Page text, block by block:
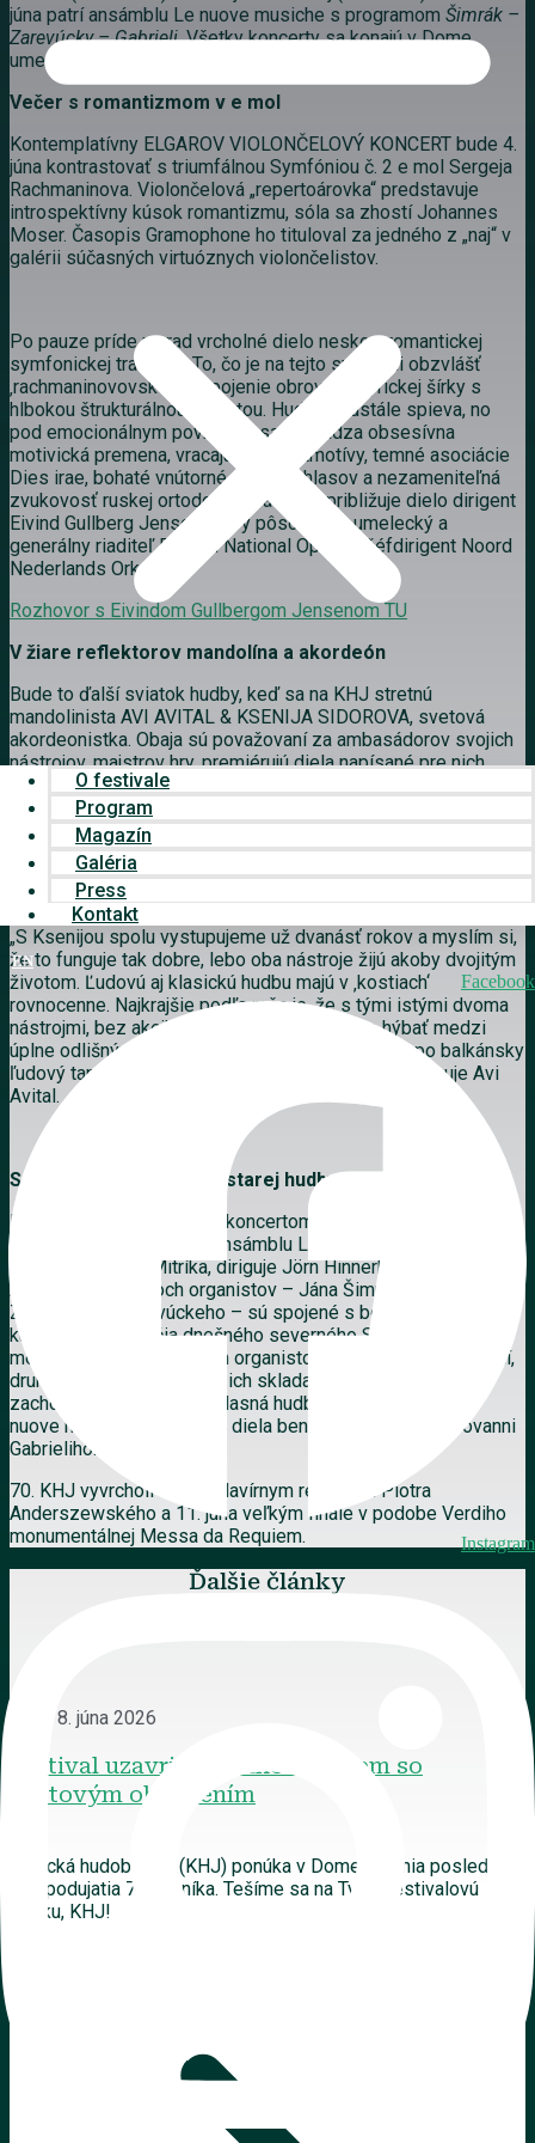
O festivale
Program
Magazín
Galéria
Press
Kontakt
EN
Facebook
Instagram
júna patrí ansámblu Le nuove musiche s programom Šimrák –
Zarevúcky – Gabrieli. Všetky koncerty sa konajú v Dome
umenia o 19:00.
Večer s romantizmom v e mol
Kontemplatívny ELGAROV VIOLONČELOVÝ KONCERT bude 4.
júna kontrastovať s triumfálnou Symfóniou č. 2 e mol Sergeja
Rachmaninova. Violončelová „repertoárovka“ predstavuje
introspektívny kúsok romantizmu, sóla sa zhostí Johannes
Moser. Časopis Gramophone ho tituloval za jedného z „naj“ v
galérii súčasných virtuóznych violončelistov.
Po pauze príde na rad vrcholné dielo neskororomantickej
symfonickej tradície. „To, čo je na tejto symfónii obzvlášť
‚rachmaninovovské‘, je spojenie obrovskej lyrickej šírky s
hlbokou štrukturálnou jednotou. Hudba neustále spieva, no
pod emocionálnym povrchom sa nachádza obsesívna
motivická premena, vracajúce sa leitmotívy, temné asociácie
Dies irae, bohaté vnútorné vedenie hlasov a nezameniteľná
zvukovosť ruskej ortodoxnej tradície,“ približuje dielo dirigent
Eivind Gullberg Jensen, ktorý pôsobí ako umelecký a
generálny riaditeľ Bergen National Opera a šéfdirigent Noord
Nederlands Orkest.
Rozhovor s Eivindom Gullbergom Jensenom TU
V žiare reflektorov mandolína a akordeón
Bude to ďalší sviatok hudby, keď sa na KHJ stretnú
mandolinista AVI AVITAL & KSENIJA SIDOROVA, svetová
akordeonistka. Obaja sú považovaní za ambasádorov svojich
nástrojov, majstrov hry, premiérujú diela napísané pre nich
a vystupujú s prestížnymi telesami. A hoci sa napríklad taká
mandolína môže javiť mimoriadne nenápadne, Avi Avital jej
pomohol vybudovať povesť prestížneho nástroja, dokonca
ako prvý klasický mandolinista získal nomináciu na Grammy.
Rozhovor s Avim Avitalom TU
„S Ksenijou spolu vystupujeme už dvanásť rokov a myslím si,
že to funguje tak dobre, lebo oba nástroje žijú akoby dvojitým
životom. Ľudovú aj klasickú hudbu majú v ‚kostiach‘
rovnocenne. Najkrajšie podľa mňa je, že s tými istými dvoma
nástrojmi, bez akejkoľvek zmeny, sa môžete hýbať medzi
úplne odlišnými svetmi – od Bachovej sonáty až po balkánsky
ľudový tanec. A oboje pôsobí úplne prirodzene,“ avizuje Avi
Avital.
S KHJ oslavuje aj súbor starej hudby
Festival bude pokračovať koncertom BAROKOVÉ OZVENY
v podaní renomovaného ansámblu Le nuove musiche pod
vedením Jakuba Mitríka, diriguje Jörn Hinnerk Andresen.
Životné osudy dvoch organistov – Jána Šimráka st. a
Zachariáša I. Zarevúckeho – sú spojené s bohatou hudobnou
kultúrou 17. storočia dnešného severného Slovenska. Prvý
menovaný bol vychýreným organistom v Spišskom Podhradí,
druhý zasa v Bardejove. Z ich skladateľského odkazu sa
zachovala duchovná viachlasná hudba, ktorú ponúkne Le
nuove musiche. Zaznejú aj diela benátskeho majstra Giovanni
Gabrieliho.
70. KHJ vyvrcholí 9. júna klavírnym recitálom Piotra
Anderszewského a 11. júna veľkým finále v podobe Verdiho
monumentálnej Messa da Requiem.
Ďalšie články
8. júna 2026
Festival uzavrie Verdiho Rekviem so
svetovým obsadením
Košická hudobná jar (KHJ) ponúka v Dome umenia posledné
dve podujatia 70. ročníka. Tešíme sa na Tvoju festivalovú
bodku, KHJ!